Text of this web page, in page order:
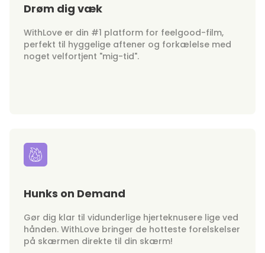
Drøm dig væk
WithLove er din #1 platform for feelgood-film,
perfekt til hyggelige aftener og forkælelse med
noget velfortjent "mig-tid".
Hunks on Demand
Gør dig klar til vidunderlige hjerteknusere lige ved
hånden. WithLove bringer de hotteste forelskelser
på skærmen direkte til din skærm!